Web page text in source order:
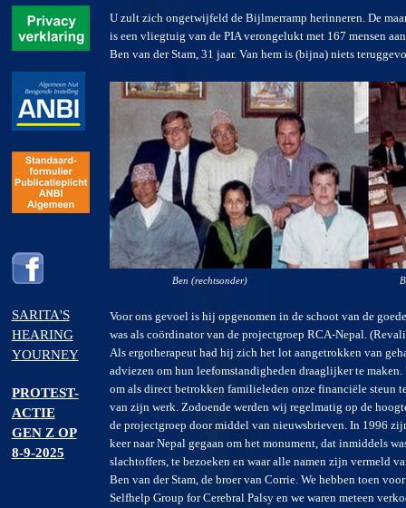
SARITA'S
HEARING
YOURNEY
PROTEST-
ACTIE
GEN Z OP
8-9-2025
U zult zich ongetwijfeld de Bijlmerramp herinneren. De
is een vliegtuig van de PIA verongelukt met 167 mensen
Ben van der Stam, 31 jaar. Van hem is (bijna) niets
Ben (rechtsonder) Ben (3e
Voor ons gevoel is hij opgenomen in de schoot van de
was als coördinator van de projectgroep RCA-Nepal.
Als ergotherapeut had hij zich het lot aangetrokken van
adviezen om hun leefomstandigheden draaglijker te maken.
om als direct betrokken familieleden onze financiële steun
van zijn werk. Zodoende werden wij regelmatig op de
de projectgroep door middel van nieuwsbrieven. In 1996
keer naar Nepal gegaan om het monument, dat inmiddels
slachtoffers, te bezoeken en waar alle namen zijn vermeld
Ben van der Stam, de broer van Corrie. We hebben toen
Selfhelp Group for Cerebral Palsy en we waren meteen